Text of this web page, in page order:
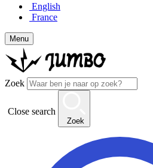
English
France
Menu
Zoek
Close search
Zoek